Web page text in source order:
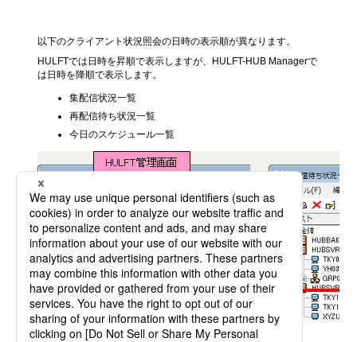
以下のクライアント状況照会の日時の表示順が異なります。
HULFTでは日時を昇順で表示しますが、HULFT-HUB Managerで
は日時を降順で表示します。
集配信状況一覧
再配信待ち状況一覧
今日のスケジュール一覧